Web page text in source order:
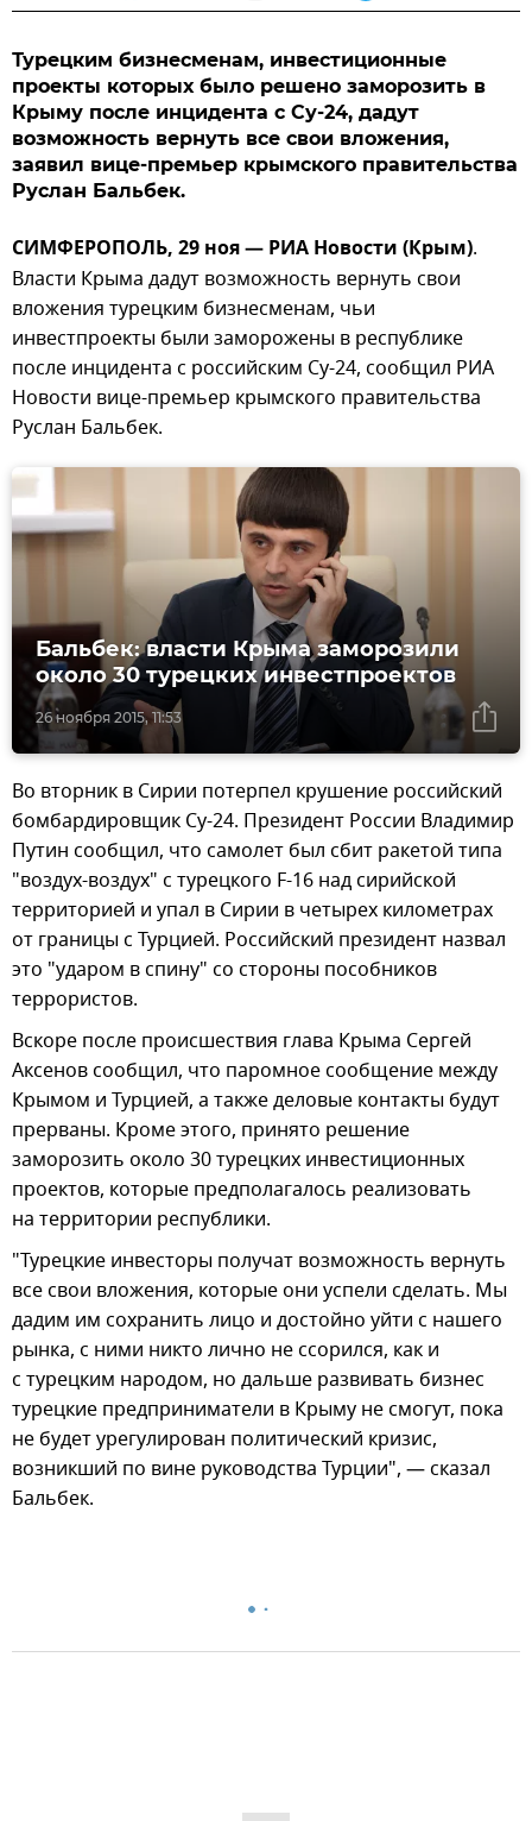
Турецким бизнесменам, инвестиционные
проекты которых было решено заморозить в
Крыму после инцидента с Су-24, дадут
возможность вернуть все свои вложения,
заявил вице-премьер крымского правительства
Руслан Бальбек.
СИМФЕРОПОЛЬ, 29 ноя — РИА Новости (Крым).
Власти Крыма дадут возможность вернуть свои
вложения турецким бизнесменам, чьи
инвестпроекты были заморожены в республике
после инцидента с российским Су-24, сообщил РИА
Новости вице-премьер крымского правительства
Руслан Бальбек.
26 ноября 2015, 11:53
Бальбек: власти Крыма заморозили
около 30 турецких инвестпроектов
Во вторник в Сирии потерпел крушение российский
бомбардировщик Су-24. Президент России Владимир
Путин сообщил, что самолет был сбит ракетой типа
"воздух-воздух" с турецкого F-16 над сирийской
территорией и упал в Сирии в четырех километрах
от границы с Турцией. Российский президент назвал
это "ударом в спину" со стороны пособников
террористов.
Вскоре после происшествия глава Крыма Сергей
Аксенов сообщил, что паромное сообщение между
Крымом и Турцией, а также деловые контакты будут
прерваны. Кроме этого, принято решение
заморозить около 30 турецких инвестиционных
проектов, которые предполагалось реализовать
на территории республики.
"Турецкие инвесторы получат возможность вернуть
все свои вложения, которые они успели сделать. Мы
дадим им сохранить лицо и достойно уйти с нашего
рынка, с ними никто лично не ссорился, как и
с турецким народом, но дальше развивать бизнес
турецкие предприниматели в Крыму не смогут, пока
не будет урегулирован политический кризис,
возникший по вине руководства Турции", — сказал
Бальбек.